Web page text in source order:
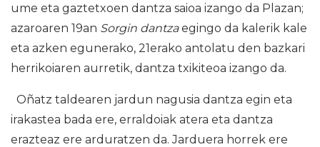
ume eta gaztetxoen dantza saioa izango da Plazan;
azaroaren 19an Sorgin dantzaegingo da kalerik kale
eta azken egunerako, 21erako antolatu den bazkari
herrikoiaren aurretik, dantza txikiteoa izango da.
Oñatz taldearen jardun nagusia dantza egin eta
irakastea bada ere, erraldoiak atera eta dantza
erazteaz ere arduratzen da. Jarduera horrek ere